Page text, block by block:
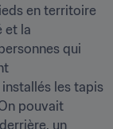
en territoire
et la
qui
les tapis
pouvait
un